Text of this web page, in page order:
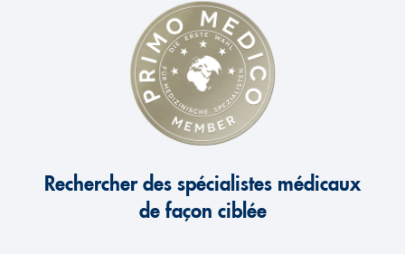
Rechercher des spécialistes médicaux
de façon ciblée